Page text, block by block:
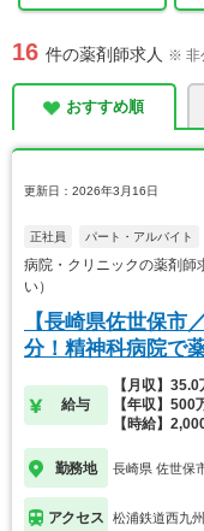
16 件の薬剤師求人 ※ 非
おすすめ順
更新日：2026年3月16日
正社員 パート・アルバイト
病院・クリニックの薬剤
い）
【長崎県佐世保市
分！精神科病院で
給与
【月収】
【年収】500
【時給】
勤務地 長崎県 佐世保
アクセス 松浦鉄道西九